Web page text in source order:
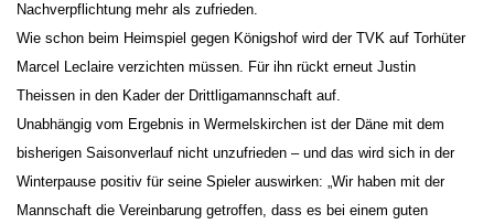
Nachverpflichtung mehr als zufrieden.
Wie schon beim Heimspiel gegen Königshof wird der TVK auf Torhüter
Marcel Leclaire verzichten müssen. Für ihn rückt erneut Justin
Theissen in den Kader der Drittligamannschaft auf.
Unabhängig vom Ergebnis in Wermelskirchen ist der Däne mit dem
bisherigen Saisonverlauf nicht unzufrieden – und das wird sich in der
Winterpause positiv für seine Spieler auswirken: „Wir haben mit der
Mannschaft die Vereinbarung getroffen, dass es bei einem guten